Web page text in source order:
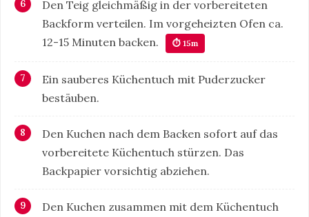
Den Teig gleichmäßig in der vorbereiteten
Backform verteilen. Im vorgeheizten Ofen ca.
12-15 Minuten backen.
⏱ 15m
Ein sauberes Küchentuch mit Puderzucker
bestäuben.
Den Kuchen nach dem Backen sofort auf das
vorbereitete Küchentuch stürzen. Das
Backpapier vorsichtig abziehen.
Den Kuchen zusammen mit dem Küchentuch